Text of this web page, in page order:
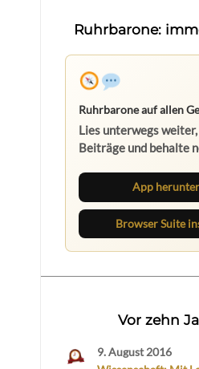
Ruhrbarone:
Ruhrbarone auf allen
Lies unterwegs
Beiträge und behalte
App
Browser Suite
Vor zehn
9. August 2016